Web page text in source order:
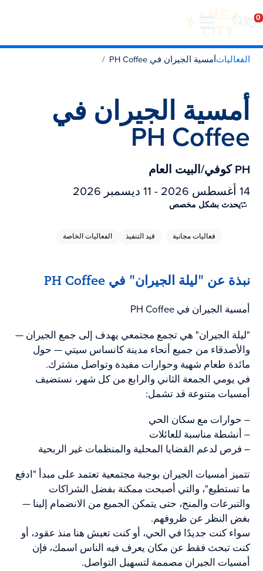
تفضل بزيارة مدينة كانساس سيتي
الانتقال إلى المحتوى
الفعالياتأمسية الجيران في PH Coffee
أمسية الجيران في
PH Coffee
PH كوفي/البيت العام
14 أغسطس 2026 - 11 ديسمبر 2026
يحدث بشكل مخصص
فعاليات مجانية قيد التنفيذ الفعاليات الخاصة
نبذة عن "ليلة الجيران" في PH Coffee
أمسية الجيران في PH Coffee
"ليلة الجيران" هي تجمع مجتمعي يهدف إلى جمع الجيران —
والأصدقاء من جميع أنحاء مدينة كانساس سيتي — حول
مائدة طعام شهية وحوارات مفيدة وتواصل مشترك.
في يومي الجمعة الثاني والرابع من كل شهر، نستضيف
أمسيات متنوعة قد تشمل:
– حوارات مع سكان الحي
– أنشطة مناسبة للعائلات
– فرص لدعم القضايا المحلية والمنظمات غير الربحية
تتميز أمسيات الجيران بوجبة مجتمعية تعتمد على مبدأ "ادفع
ما تستطيع"، والتي أصبحت ممكنة بفضل الشراكات
والتبرعات والمنح، حتى يتمكن الجميع من الانضمام إلينا —
بغض النظر عن ظروفهم.
سواء كنت جديدًا في الحي، أو كنت تعيش هنا منذ عقود، أو
كنت تبحث فقط عن مكان يعرف فيه الناس اسمك، فإن
أمسيات الجيران مصممة لتسهيل التواصل.